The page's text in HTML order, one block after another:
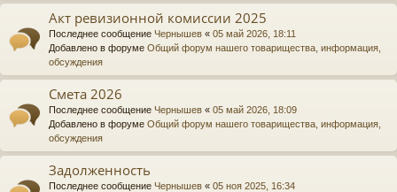
Акт ревизионной комиссии 2025
Последнее сообщение Чернышев « 05 май 2026, 18:11
Добавлено в форуме Общий форум нашего товарищества, информация,
обсуждения
Смета 2026
Последнее сообщение Чернышев « 05 май 2026, 18:09
Добавлено в форуме Общий форум нашего товарищества, информация,
обсуждения
Задолженность
Последнее сообщение Чернышев « 05 ноя 2025, 16:34